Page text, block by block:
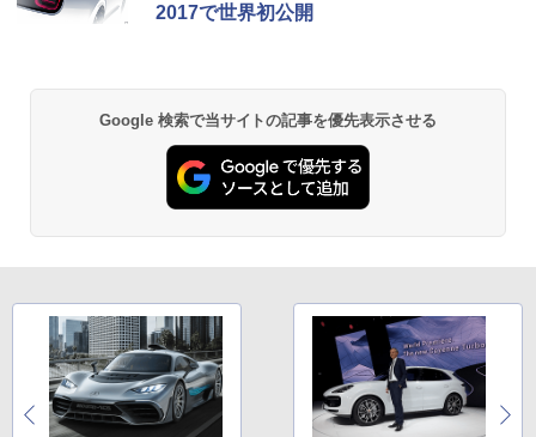
2017で世界初公開
Google 検索で当サイトの記事を優先表示させる